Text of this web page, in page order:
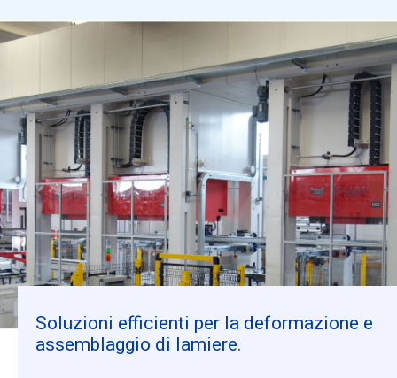
Soluzioni efficienti per la deformazione e
assemblaggio di lamiere.